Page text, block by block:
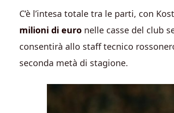
C’è l’intesa totale tra le parti, con
milioni di euro nelle casse del club
consentirà allo staff tecnico
seconda metà di stagione.